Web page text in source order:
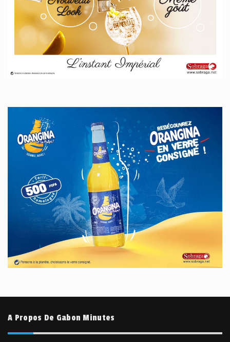
A Propos De Gabon Minutes